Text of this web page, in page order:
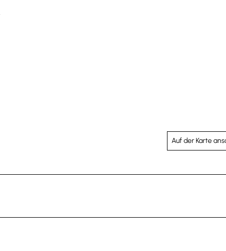
Auf der Karte